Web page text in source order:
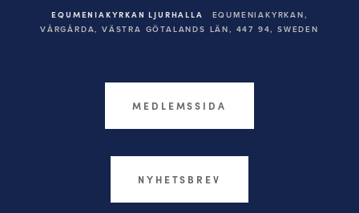
EQUMENIAKYRKAN LJURHALLA
EQUMENIAKYRKAN,
VÅRGÅRDA, VÄSTRA GÖTALANDS LÄN, 447 94, SWEDEN
MEDLEMSSIDA
NYHETSBREV